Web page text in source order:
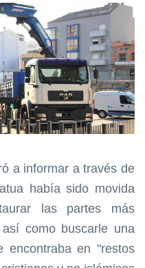
a informar a través de
había sido movida
las partes más
como buscarle una
encontraba en "restos